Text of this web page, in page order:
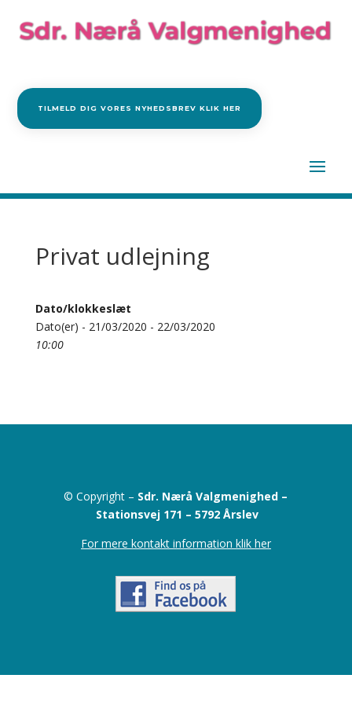
TILMELD DIG VORES NYHEDSBREV KLIK HER
Privat udlejning
Dato/klokkeslæt
Dato(er) - 21/03/2020 - 22/03/2020
10:00
© Copyright – Sdr. Nærå Valgmenighed –
Stationsvej 171 –5792 Årslev
For mere kontakt information klik her